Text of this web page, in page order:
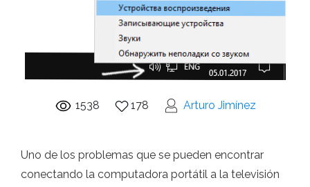
1538 178 Arturo Jimínez
Uno de los problemas que se pueden encontrar
conectando la computadora portátil a la televisión